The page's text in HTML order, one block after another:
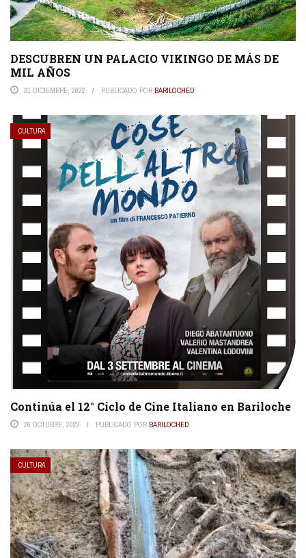
DESCUBREN UN PALACIO VIKINGO DE MÁS DE
MIL AÑOS
31 DICIEMBRE, 2022 PUBLICADO POR BARILOCHED
CULTURA
Continúa el 12° Ciclo de Cine Italiano en Bariloche
26 OCTUBRE, 2022 PUBLICADO POR BARILOCHED
CULTURA